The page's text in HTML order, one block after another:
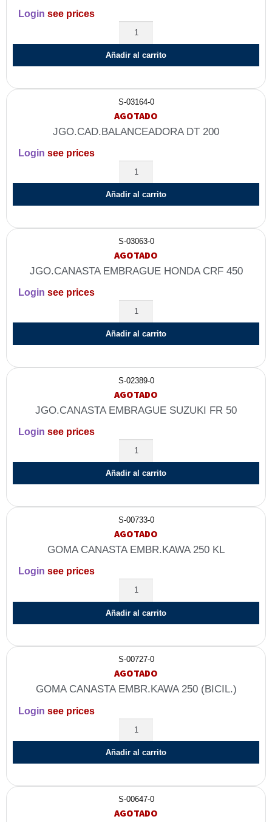
Login see prices
Añadir al carrito
S-03164-0
AGOTADO
JGO.CAD.BALANCEADORA DT 200
Login see prices
Añadir al carrito
S-03063-0
AGOTADO
JGO.CANASTA EMBRAGUE HONDA CRF 450
Login see prices
Añadir al carrito
S-02389-0
AGOTADO
JGO.CANASTA EMBRAGUE SUZUKI FR 50
Login see prices
Añadir al carrito
S-00733-0
AGOTADO
GOMA CANASTA EMBR.KAWA 250 KL
Login see prices
Añadir al carrito
S-00727-0
AGOTADO
GOMA CANASTA EMBR.KAWA 250 (BICIL.)
Login see prices
Añadir al carrito
S-00647-0
AGOTADO